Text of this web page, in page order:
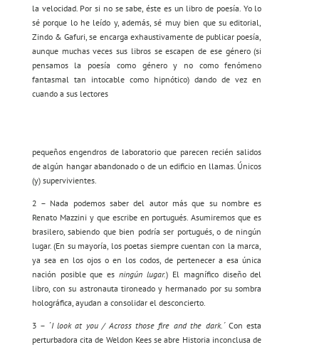
la velocidad. Por si no se sabe, éste es un libro de poesía. Yo lo
sé porque lo he leído y, además, sé muy bien que su editorial,
Zindo & Gafuri, se encarga exhaustivamente de publicar poesía,
aunque muchas veces sus libros se escapen de ese género (si
pensamos la poesía como género y no como fenómeno
fantasmal tan intocable como hipnótico) dando de vez en
cuando a sus lectores
pequeños engendros de laboratorio que parecen recién salidos
de algún hangar abandonado o de un edificio en llamas. Únicos
(y) supervivientes.
2 – Nada podemos saber del autor más que su nombre es
Renato Mazzini y que escribe en portugués. Asumiremos que es
brasilero, sabiendo que bien podría ser portugués, o de ningún
lugar. (En su mayoría, los poetas siempre cuentan con la marca,
ya sea en los ojos o en los codos, de pertenecer a esa única
nación posible que esningún lugar.) El magnífico diseño del
libro, con su astronauta tironeado y hermanado por su sombra
holográfica, ayudan a consolidar el desconcierto.
3 – ´I look at you / Across those fire and the dark.´ Con esta
perturbadora cita de Weldon Kees se abre Historia inconclusa de